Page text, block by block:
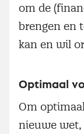
om de
brengen en
kan en wil
Optimaal
Om
nieuwe wet,